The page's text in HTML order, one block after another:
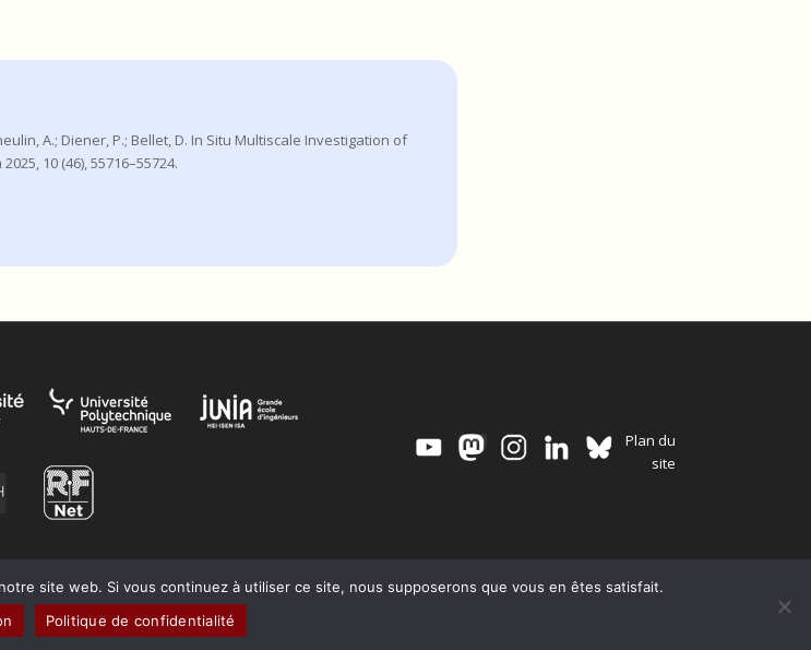
A.; Diener, P.; Bellet, D. In Situ Multiscale Investigation of
10 (46), 55716–55724.
Plan du
site
site web. Si vous continuez à utiliser ce site, nous supposerons que vous en êtes satisfait.
Politique de confidentialité